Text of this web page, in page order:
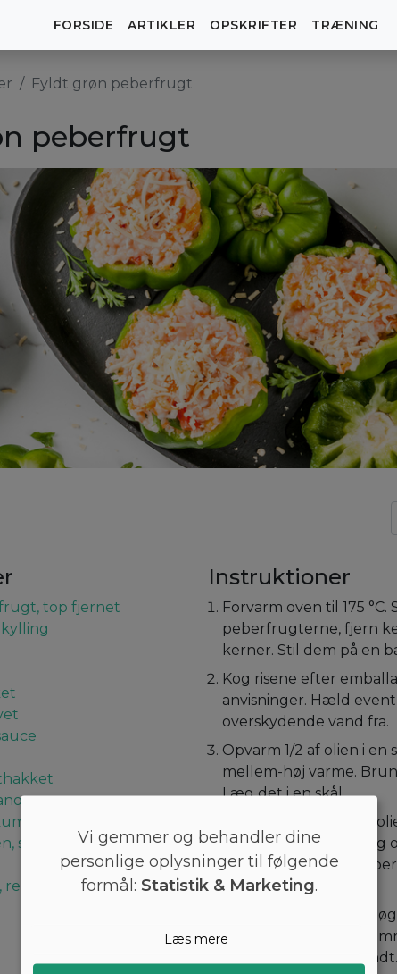
FORSIDE ARTIKLER OPSKRIFTER TRÆNING
Fyldt grøn peberfrugt
peberfrugt
top fjernet
stødt
Instruktioner
Forvarm oven til 175
peberfrugterne, fjern
kerner. Stil dem på en
Kog risene efter
anvisninger. Hæld
overskydende vand fra.
Opvarm 1/2 af olien i en
mellem-høj varme.
Læg det i en skål.
Tilføj den resterende
stegepanden. Tilføj løg
Krydr med salt og
omtrent 3 minutter.
Rør tomatsauce,
med oregano,
salt og peber. Rør rundt.
Vi gemmer og behandler dine
personlige oplysninger til følgende
formål: Statistik & Marketing.
Læs mere